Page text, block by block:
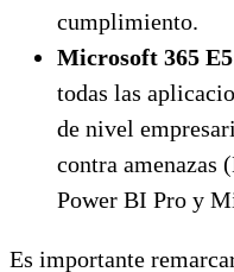
cumplimiento.
Microsoft 365 E5
todas las
de nivel
contra amenazas
Power BI Pro y
Es importante